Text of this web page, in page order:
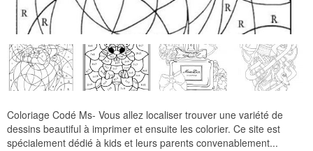
Coloriage Codé Ms- Vous allez localiser trouver une variété de
dessins beautiful à imprimer et ensuite les colorier. Ce site est
spécialement dédié à kids et leurs parents convenablement...